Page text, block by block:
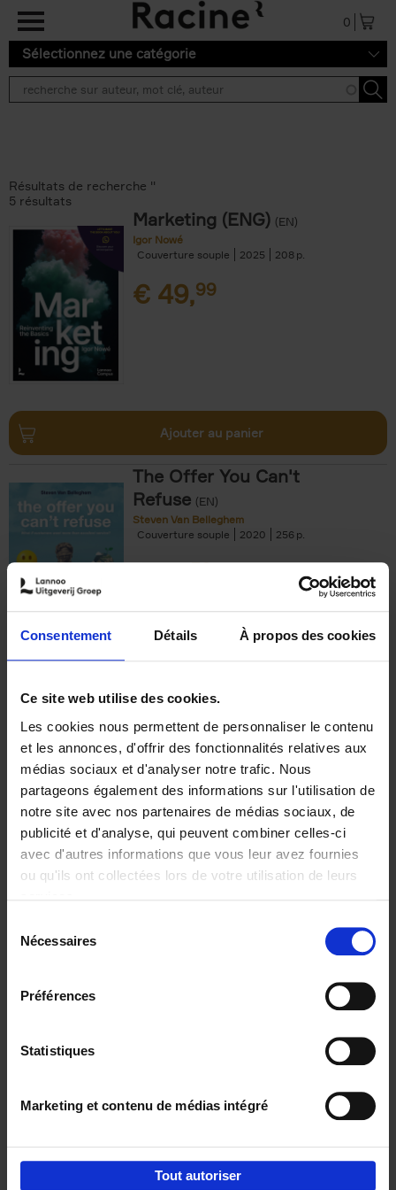
Consentement Détails À propos des cookies
Ce site web utilise des cookies.
Les cookies nous permettent de personnaliser le contenu
et les annonces, d'offrir des fonctionnalités relatives aux
médias sociaux et d'analyser notre trafic. Nous
partageons également des informations sur l'utilisation de
notre site avec nos partenaires de médias sociaux, de
publicité et d'analyse, qui peuvent combiner celles-ci
avec d'autres informations que vous leur avez fournies
ou qu'ils ont collectées lors de votre utilisation de leurs
Nécessaires
Préférences
Statistiques
Marketing et contenu de médias intégré
Tout autoriser
Aller au contenu principal
0
Sélectionnez une catégorie
Résultats de recherche ''
5 résultats
Marketing (ENG) (EN)
Igor Nowé
Couverture souple
2025 208
€ 49,99
Ajouter au panier
The Offer You Can't
Refuse (EN)
Steven Van Belleghem
Couverture souple
2020 256
€37,50
Building Bonds = Building
Business
Jochen Roef Jozefien De Feyter
Carolien Boom
Couverture souple
2025 200
€29,99
Digital marketing like a PRO -
completely revised edition (EN)